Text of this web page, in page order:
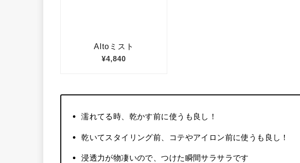
濡れてる時、乾かす前に使うも良し！
乾いてスタイリング前、コテやアイロン前に使うも良し！
浸透力が物凄いので、つけた瞬間サラサラです